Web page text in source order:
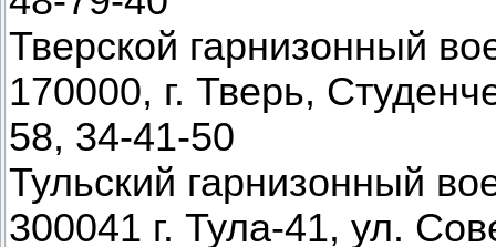
Тверской гарнизонный
170000, г. Тверь,
58, 34-41-50
Тульский гарнизонный
300041 г. Тула-41, ул.